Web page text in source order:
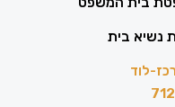
נשיא בית
לוד